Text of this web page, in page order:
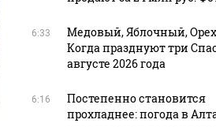
погиб
губернатор
Алтайского
края Михаил
6:33
Медовый, Яблочный,
Когда празднуют три
августе 2026 года
6:16
Постепенно становится
прохладнее: погода в